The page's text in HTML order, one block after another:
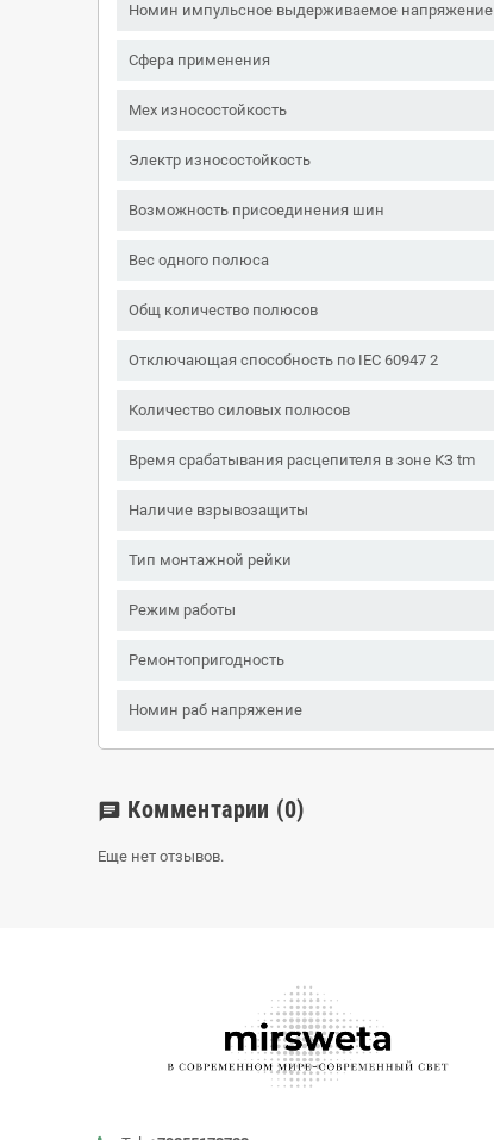
Номин импульсное выдерживаемое напряжение
Сфера применения
Мех износостойкость
Электр износостойкость
Возможность присоединения шин
Вес одного полюса
Общ количество полюсов
Отключающая способность по IEC 60947 2
Количество силовых полюсов
Время срабатывания расцепителя в зоне КЗ tm
Наличие взрывозащиты
Тип монтажной рейки
Режим работы
Ремонтопригодность
Номин раб напряжение
chat Комментарии (0)
Еще нет отзывов.